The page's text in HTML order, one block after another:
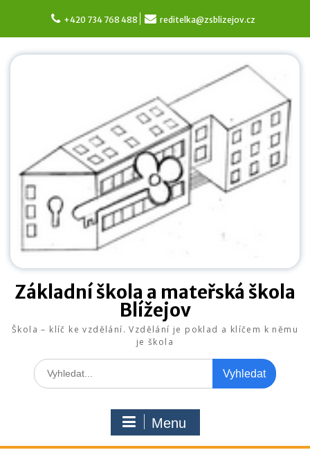
content
+420 734 768 488 reditelka@zsblizejov.cz
Základní škola a mateřská škola
Blížejov
Škola – klíč ke vzdělání. Vzdělání je poklad a klíčem k němu
je škola
Search
for:
Menu